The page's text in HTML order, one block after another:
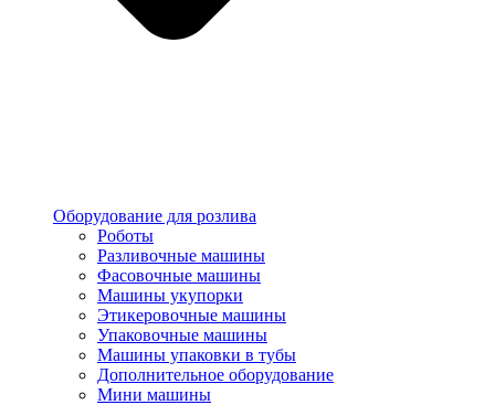
Оборудование для розлива
Роботы
Разливочные машины
Фасовочные машины
Машины укупорки
Этикеровочные машины
Упаковочные машины
Машины упаковки в тубы
Дополнительное оборудование
Мини машины